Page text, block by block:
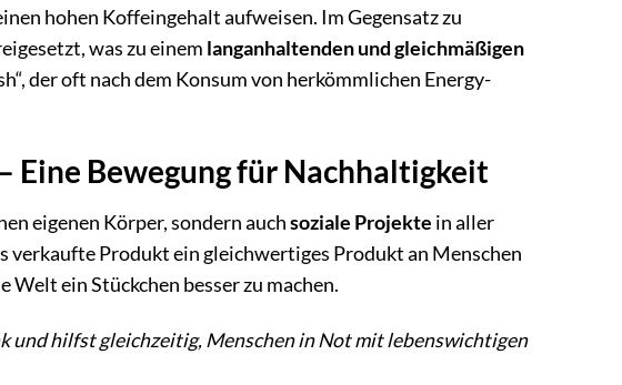
hohen Koffeingehalt aufweisen. Im Gegensatz zu
was zu einem langanhaltenden und gleichmäßigen
der oft nach dem Konsum von herkömmlichen Energy-
Eine Bewegung für Nachhaltigkeit
eigenen Körper, sondern auchsoziale Projekte in aller
verkaufte Produkt ein gleichwertiges Produkt an Menschen
ein Stückchen besser zu machen.
und hilfst gleichzeitig, Menschen in Not mit lebenswichtigen